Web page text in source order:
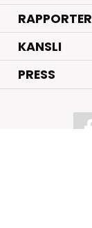
RAPPORTER
KANSLI
PRESS